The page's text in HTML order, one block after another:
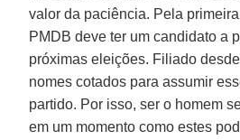
valor da paciência. Pela
PMDB deve ter um candidato a
próximas eleições. Filiado
nomes cotados para assumir
partido. Por isso, ser o homem
em um momento como estes